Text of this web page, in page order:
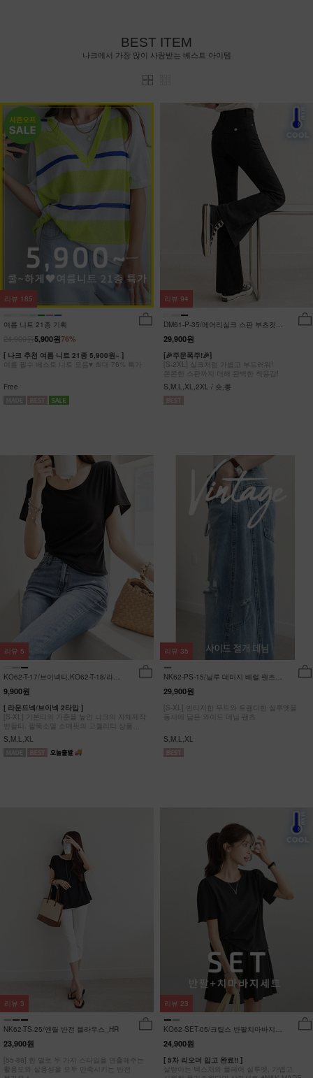
BEST ITEM
나크에서 가장 많이 사랑받는 베스트 아이템
여름 니트 21종 기획
76%
5,900원
[ 나크 추천 여름 니트 21종 5,900원~ ]
여름 필수 베스트 니트 모음♥ 최대 76% 특가
Free
리뷰 185
DM61-P-35/에어리실크 스판 부츠컷팬
츠_DY
29,900원
[🎉주문폭주!🎉]
[S-2XL] 실크처럼 가볍고 부드러워!
쫀쫀한 스판까지 더해 완벽한 착용감!
S,M,L,XL,2XL / 숏,롱
리뷰 94
KO62-T-17/브이넥티,KO62-T-18/라운
드티_YN
9,900원
[ 라운드넥/브이넥 2타입 ]
[S-XL] 기본티의 기준을 높인 나크의 자체제작
반팔티. 팔뚝소멸 소매핏의 고퀄리티 상품
#NAK MADE.
S,M,L,XL
리뷰 5
NK62-PS-15/닐루 데미지 배럴 팬츠
_HR
29,900원
[S-XL] 빈티지한 무드와 트렌디한 실루엣을
동시에 담은 와이드 데님 팬츠
S,M,L,XL
리뷰 35
NK62-TS-25/엔릴 반전 블라우스_HR
23,900원
[55-88] 한 벌로 두 가지 스타일을 연출해주는
활용도와 실용성을 모두 만족시키는 반전
리뷰 3
KO62-SET-05/크립스 반팔치마바지세
트_HR
24,900원
[ 5차 리오더 입고 완료!! ]
살랑이는 텍스처와 플레어 실루엣, 가볍고
리뷰 23